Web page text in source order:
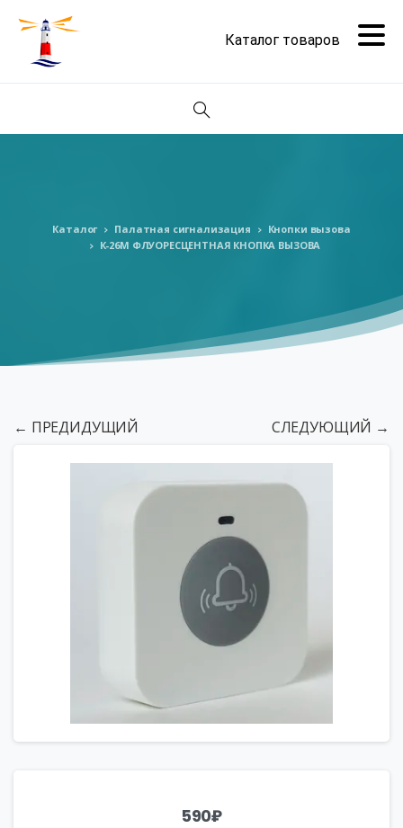
Поиск
Каталог Палатная сигнализация
Кнопки вызова
К-26М ФЛУОРЕСЦЕНТНАЯ КНОПКА ВЫЗОВА
← ПРЕДИДУЩИЙ СЛЕДУЮЩИЙ →
590₽